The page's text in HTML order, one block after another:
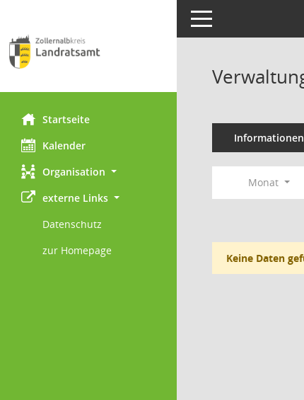
Startseite
Kalender
Organisation
externe Links
Datenschutz
zur Homepage
Toggle navigation
Informationen
Monat
Keine Daten